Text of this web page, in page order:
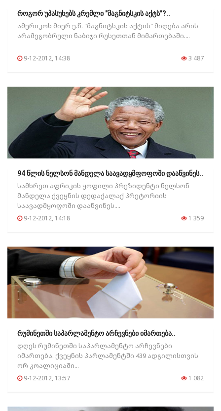
როგორ უპასუხებს კრემლი "მაგნიტსკის აქტს"?..
ამერიკოს მიერ ე.წ. "მაგნიტსკის აქტის" მიღება არის
არამეგობრული ნაბიჯი რუსეთთან მიმართებაში....
9-12-2012, 14:38 3 487
94 წლის ნელსონ მანდელა საავადყმფოფოში დააწვინეს..
სამხრეთ აფრიკის ყოფილი პრეზიდენტი ნელსონ
მანდელა ქვეყნის დედაქალაქ პრეტორიის
საავადმყოფოში დააწვინეს....
9-12-2012, 14:18 1 359
რუმინეთში საპარლამენტო არჩევნები იმართება..
დღეს რუმინეთში საპარლამენტო არჩევნები
იმართება. ქვეყნის პარლამენტში 439 ადგილისთვის
ორ კოალიციაში...
9-12-2012, 13:57 1 082